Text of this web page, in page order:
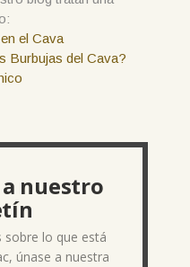
el Cava
Burbujas del Cava?
nuestro
sobre lo que está
únase a nuestra